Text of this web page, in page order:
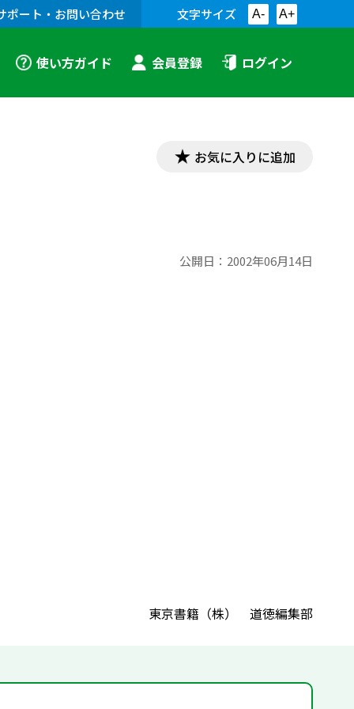
ポート・お問い合わせ 文字サイズ A- A+
使い方ガイド 会員登録 ログイン
お気に入りに追加
公開日： 2002年06月14日
東京書籍（株） 道徳編集部